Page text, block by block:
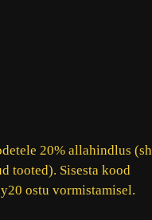
20% allahindlus (sh
tooted). Sisesta kood
ostu vormistamisel.